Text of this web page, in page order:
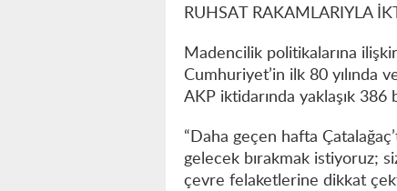
RUHSAT RAKAMLARIYLA
Madencilik politikalarına
Cumhuriyet’in ilk 80 yılında
AKP iktidarında yaklaşık 386
“Daha geçen hafta
gelecek bırakmak istiyoruz;
çevre felaketlerine dikkat